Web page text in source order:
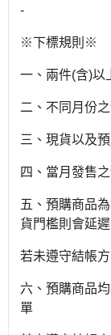
-
※下標規則※
一、兩件(含)以
二、不同月份
三、現貨以及
四、當月發售
五、預購商品
貨門檻則會延
若未遵守結帳
六、預購商品
單